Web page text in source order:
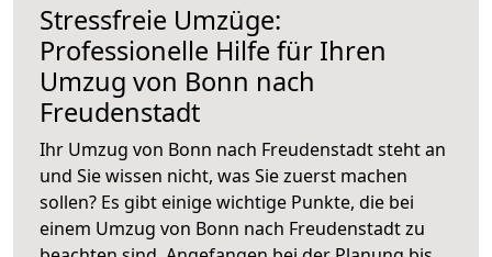
Stressfreie Umzüge:
Professionelle Hilfe für Ihren
Umzug von Bonn nach
Freudenstadt
Ihr Umzug von Bonn nach Freudenstadt steht an
und Sie wissen nicht, was Sie zuerst machen
sollen? Es gibt einige wichtige Punkte, die bei
einem Umzug von Bonn nach Freudenstadt zu